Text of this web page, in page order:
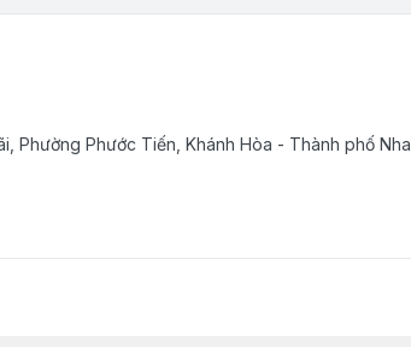
Phường Phước Tiến, Khánh Hòa - Thành phố Nha